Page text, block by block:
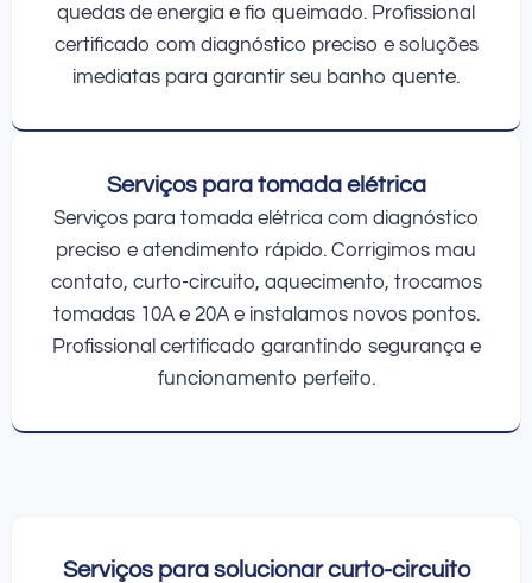
quedas de energia e fio queimado. Profissional
certificado com diagnóstico preciso e soluções
imediatas para garantir seu banho quente.
Serviços para tomada elétrica
Serviços para tomada elétrica com diagnóstico
preciso e atendimento rápido. Corrigimos mau
contato, curto-circuito, aquecimento, trocamos
tomadas 10A e 20A e instalamos novos pontos.
Profissional certificado garantindo segurança e
funcionamento perfeito.
Serviços para solucionar curto-circuito